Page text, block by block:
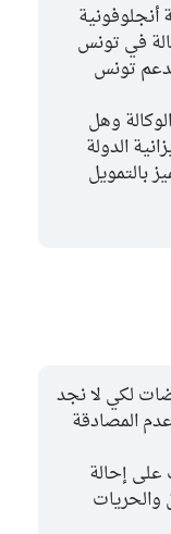
أنجلوفونية
في تونس
تونس
وهل
الدولة
بالتمويل
لكي لا نجد
المصادقة
إحالة
والحريات